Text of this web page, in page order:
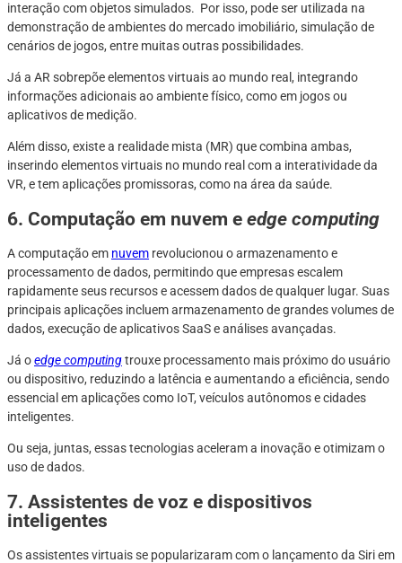
interação com objetos simulados. Por isso, pode ser utilizada na
demonstração de ambientes do mercado imobiliário, simulação de
cenários de jogos, entre muitas outras possibilidades.
Já a AR sobrepõe elementos virtuais ao mundo real, integrando
informações adicionais ao ambiente físico, como em jogos ou
aplicativos de medição.
Além disso, existe a realidade mista (MR) que combina ambas,
inserindo elementos virtuais no mundo real com a interatividade da
VR, e tem aplicações promissoras, como na área da saúde.
6. Computação em nuvem e edge computing
A computação em nuvem revolucionou o armazenamento e
processamento de dados, permitindo que empresas escalem
rapidamente seus recursos e acessem dados de qualquer lugar. Suas
principais aplicações incluem armazenamento de grandes volumes de
dados, execução de aplicativos SaaS e análises avançadas.
Já oedge computingtrouxe processamento mais próximo do usuário
ou dispositivo, reduzindo a latência e aumentando a eficiência, sendo
essencial em aplicações como IoT, veículos autônomos e cidades
inteligentes.
Ou seja, juntas, essas tecnologias aceleram a inovação e otimizam o
uso de dados.
7. Assistentes de voz e dispositivos
inteligentes
Os assistentes virtuais se popularizaram com o lançamento da Siri em